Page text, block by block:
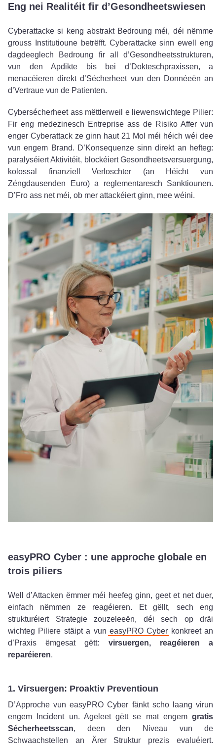
Eng nei Realitéit fir d’Gesondheetswiesen
Cyberattacke si keng abstrakt Bedroung méi, déi nëmme
grouss Institutioune betrëfft. Cyberattacke sinn ewell eng
dagdeeglech Bedroung fir all d’Gesondheetsstrukturen,
vun den Apdikte bis bei d’Dokteschpraxissen, a
menacéieren direkt d’Sécherheet vun den Donnéeën an
d’Vertraue vun de Patienten.
Cybersécherheet ass mëttlerweil e liewenswichtege Pilier:
Fir eng medezinesch Entreprise ass de Risiko Affer vun
enger Cyberattack ze ginn haut 21 Mol méi héich wéi dee
vun engem Brand. D’Konsequenze sinn direkt an hefteg:
paralyséiert Aktivitéit, blockéiert Gesondheetsversuergung,
kolossal finanziell Verloschter (an Héicht vun
Zéngdausenden Euro) a reglementaresch Sanktiounen.
D’Fro ass net méi, ob mer attackéiert ginn, mee wéini.
easyPRO Cyber : une approche globale en
trois piliers
Well d’Attacken ëmmer méi heefeg ginn, geet et net duer,
einfach nëmmen ze reagéieren. Et gëllt, sech eng
strukturéiert Strategie zouzeleeën, déi sech op dräi
wichteg Piliere stäipt a vun easyPRO Cyber konkreet an
d’Praxis ëmgesat gëtt: virsuergen, reagéieren a
reparéieren.
1. Virsuergen: Proaktiv Preventioun
D’Approche vun easyPRO Cyber fänkt scho laang virun
engem Incident un. Ageleet gëtt se mat engem gratis
Sécherheetsscan, deen den Niveau vun de
Schwaachstellen an Ärer Struktur prezis evaluéiert.